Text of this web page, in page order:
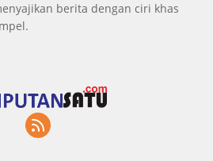
berita dengan ciri khas